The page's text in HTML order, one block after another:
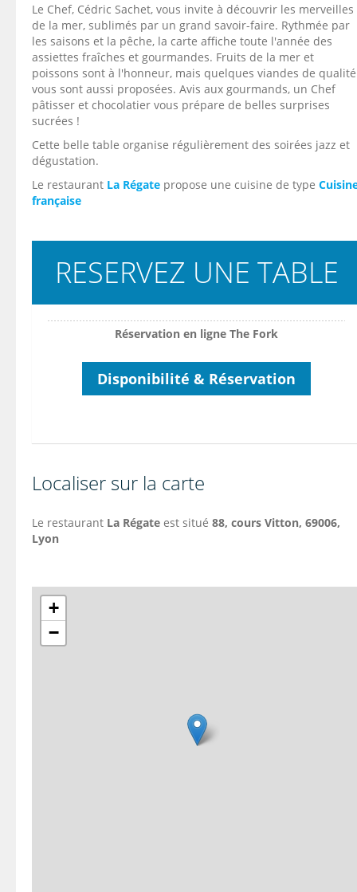
Le Chef, Cédric Sachet, vous invite à découvrir les merveilles
de la mer, sublimés par un grand savoir-faire. Rythmée par
les saisons et la pêche, la carte affiche toute l'année des
assiettes fraîches et gourmandes. Fruits de la mer et
poissons sont à l'honneur, mais quelques viandes de qualité
vous sont aussi proposées. Avis aux gourmands, un Chef
pâtisser et chocolatier vous prépare de belles surprises
sucrées !
Cette belle table organise régulièrement des soirées jazz et
dégustation.
Le restaurant La Régate propose une cuisine de type
française
RESERVEZ UNE TABLE
Réservation en ligne The Fork
Disponibilité & Réservation
Localiser sur la carte
Le restaurant La Régate est situé 88, cours Vitton, 69006,
Lyon
+
−